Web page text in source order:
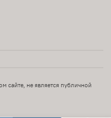
сайте, не является публичной